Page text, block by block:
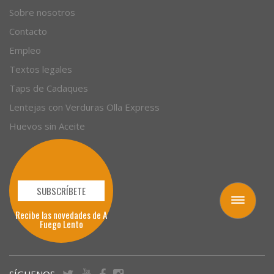
Toggle
navigation
Sobre nosotros
Contacto
Empleo
Textos legales
Taps de Cadaques
Lentejas con Verduras Olla Express
Huevos sin Aceite
SUBSCRÍBETE
Recibe las novedades de A
Fuego Lento